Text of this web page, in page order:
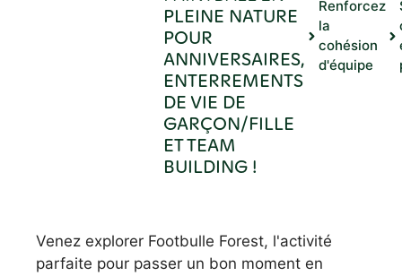
PLEINE NATURE
POUR
ANNIVERSAIRES,
ENTERREMENTS
DE VIE DE
GARÇON/FILLE
ET TEAM
BUILDING !
Renforcez
la
cohésion
d'équipe
Venez explorer Footbulle Forest, l'activité
parfaite pour passer un bon moment en